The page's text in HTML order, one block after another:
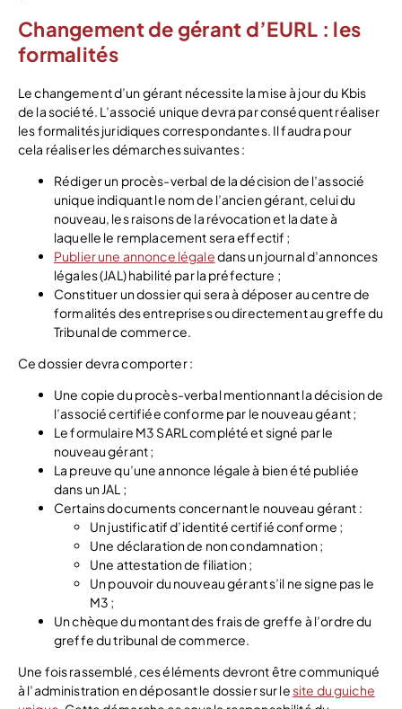
Changement de gérant d’EURL : les
formalités
Le changement d’un gérant nécessite la mise à jour du Kbis
de la société. L’associé unique devra par conséquent réaliser
les formalités juridiques correspondantes. Il faudra pour
cela réaliser les démarches suivantes :
Rédiger un procès-verbal de la décision de l’associé
unique indiquant le nom de l’ancien gérant, celui du
nouveau, les raisons de la révocation et la date à
laquelle le remplacement sera effectif ;
Publier une annonce légaledans un journal d’annonces
légales (JAL) habilité par la préfecture ;
Constituer un dossier qui sera à déposer au centre de
formalités des entreprises ou directement au greffe du
Tribunal de commerce.
Ce dossier devra comporter :
Une copie du procès-verbal mentionnant la décision de
l’associé certifiée conforme par le nouveau géant ;
Le formulaire M3 SARL complété et signé par le
nouveau gérant ;
La preuve qu’une annonce légale à bien été publiée
dans un JAL ;
Certains documents concernant le nouveau gérant :
Un justificatif d’identité certifié conforme ;
Une déclaration de non condamnation ;
Une attestation de filiation ;
Un pouvoir du nouveau gérant s’il ne signe pas le
M3 ;
Un chèque du montant des frais de greffe à l’ordre du
greffe du tribunal de commerce.
Une fois rassemblé, ces éléments devront être communiqué
à l’administration en déposant le dossier sur le site du guiche